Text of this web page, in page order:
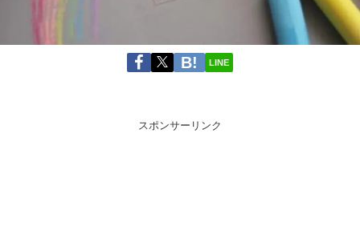
LINE
スポンサーリンク